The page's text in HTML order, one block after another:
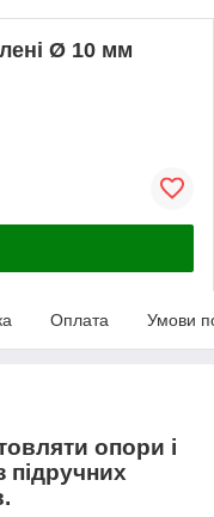
Ø 10 мм
Оплата Умови
опори і
підручних